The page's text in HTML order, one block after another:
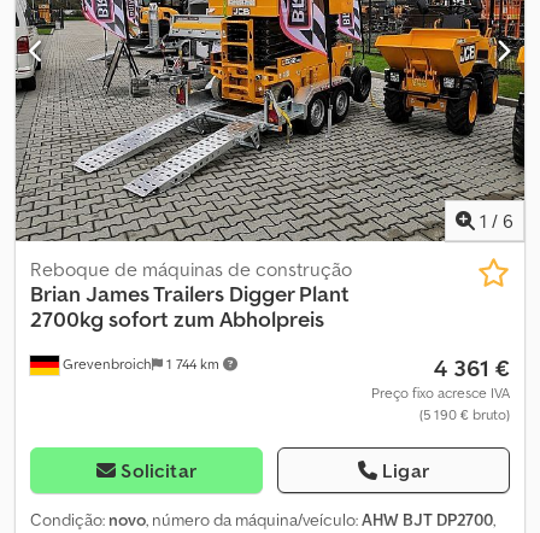
Agende uma data para a recolha! Vendas por telefone durante o
nosso horário de funcionamento Horário de funcionamento das
vendas: de segunda a sexta-feira ou 24 horas por dia através da
nossa loja online O conteúdo e as imagens estão protegidos por
direitos de autor - Logotipos, versão de proteção de marca 543-
1320, versão 28906, 26/07
1 / 6
Grevenbroich 1 744 km
Reboque de máquinas de construção
Brian James Trailers Digger Plant
2700kg sofort zum Abholpreis
4 361 €
Preço fixo acresce IVA
(5 190 € bruto)
Solicitar Ligar
Condição: novo, número da máquina/veículo:AHW BJT DP2700,